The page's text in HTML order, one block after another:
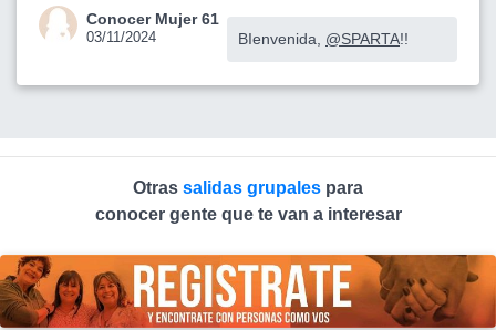
Conocer Mujer 61
03/11/2024 BIenvenida, @SPARTA!!
Otras salidas grupales para
conocer gente que te van a interesar